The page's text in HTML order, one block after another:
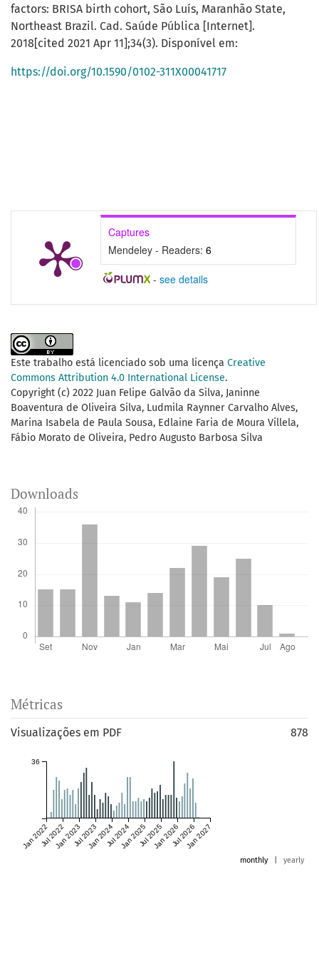
Captures
Mendeley - Readers: 6
- see details
factors: BRISA birth cohort, São Luís, Maranhão State,
Northeast Brazil. Cad. Saúde Pública [Internet].
2018[cited 2021 Apr 11];34(3). Disponível em:
https://doi.org/10.1590/0102-311X00041717
Este trabalho está licenciado sob uma licença Creative
Commons Attribution 4.0 International License.
Copyright (c) 2022 Juan Felipe Galvão da Silva, Janinne
Boaventura de Oliveira Silva, Ludmila Raynner Carvalho Alves,
Marina Isabela de Paula Sousa, Edlaine Faria de Moura Villela,
Fábio Morato de Oliveira, Pedro Augusto Barbosa Silva
Downloads
Métricas
Visualizações em PDF 878
Jan 2022Jul 2022Jan 2023Jul 2023Jan 2024Jul 2024Jan 2025Jul 2025Jan 2026Jul 2026Jan 2027
36
monthly yearly